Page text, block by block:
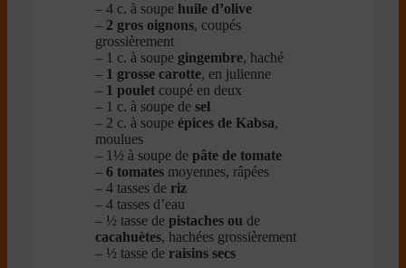
– 4 c. à soupehuile d’olive
– 2 gros oignons, coupés
grossièrement
– 1 c. à soupe gingembre, haché
– 1 grosse carotte, en julienne
–1 pouletcoupé en deux
– 1 c. à soupe de sel
– 2 c. à soupe épices de Kabsa,
moulues
– 1½ à soupe de pâte de tomate
– 6 tomatesmoyennes, râpées
– 4 tasses de riz
– 4 tasses d’eau
– ½ tasse de pistaches ou de
cacahuètes, hachées grossièrement
– ½ tasse de raisins secs